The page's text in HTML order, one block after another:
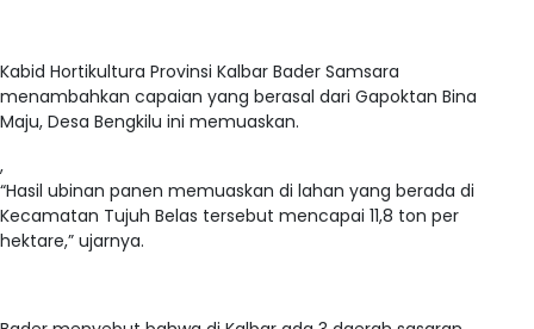
Kabid Hortikultura Provinsi Kalbar Bader Samsara
menambahkan capaian yang berasal dari Gapoktan Bina
Maju, Desa Bengkilu ini memuaskan.
,
“Hasil ubinan panen memuaskan di lahan yang berada di
Kecamatan Tujuh Belas tersebut mencapai 11,8 ton per
hektare,” ujarnya.